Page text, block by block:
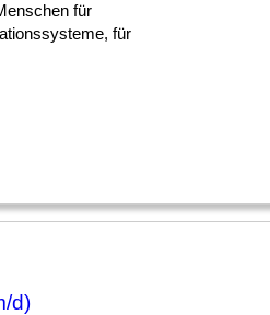
für
für
d)